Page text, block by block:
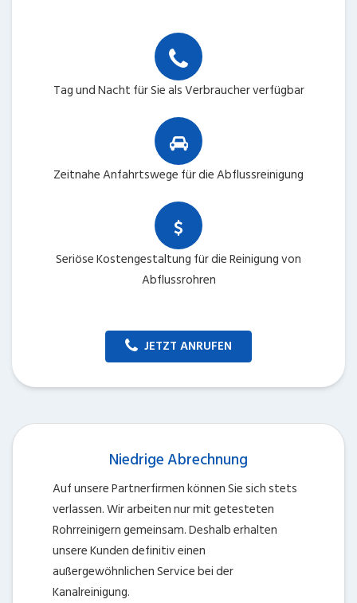
Tag und Nacht für Sie als Verbraucher verfügbar
Zeitnahe Anfahrtswege für die Abflussreinigung
Seriöse Kostengestaltung für die Reinigung von
Abflussrohren
JETZT ANRUFEN
Niedrige Abrechnung
Auf unsere Partnerfirmen können Sie sich stets
verlassen. Wir arbeiten nur mit getesteten
Rohrreinigern gemeinsam. Deshalb erhalten
unsere Kunden definitiv einen
außergewöhnlichen Service bei der
Kanalreinigung.